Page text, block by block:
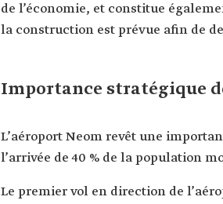
de l’économie, et constitue
la construction est prévue afin de
Importance stratégique
L’aéroport Neom revêt une
l’arrivée de 40 % de la population
Le premier vol en direction de